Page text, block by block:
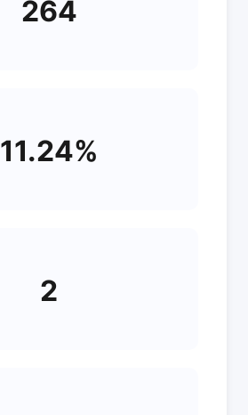
264
11.24%
2